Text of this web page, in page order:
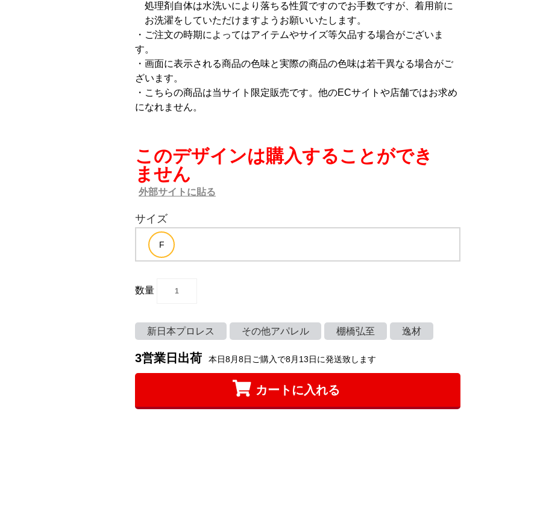
処理剤自体は水洗いにより落ちる性質ですのでお手数ですが、着用前に
お洗濯をしていただけますようお願いいたします。
・ご注文の時期によってはアイテムやサイズ等欠品する場合がございま
す。
・画面に表示される商品の色味と実際の商品の色味は若干異なる場合がご
ざいます。
・こちらの商品は当サイト限定販売です。他のECサイトや店舗ではお求め
になれません。
このデザインは購入することができ
ません
外部サイトに貼る
サイズ
数量
新日本プロレス その他アパレル 棚橋弘至 逸材
3営業日出荷 本日8月8日ご購入で8月13日に発送致します
カートに入れる